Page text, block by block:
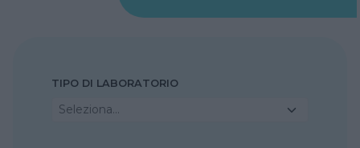
TIPO DI LABORATORIO
Seleziona...